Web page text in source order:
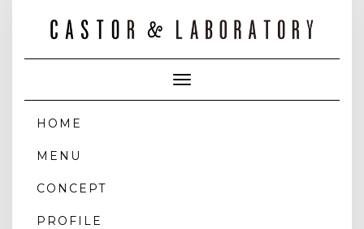
Toggle
Navigation
HOME
MENU
CONCEPT
PROFILE